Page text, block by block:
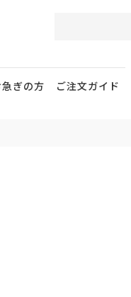
ご注文ガイド
急ぎの方